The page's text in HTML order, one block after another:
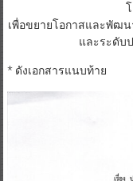
เพื่อขยายโอกาสและพัฒน
และระดับ
* ดังเอกสารแนบท้าย